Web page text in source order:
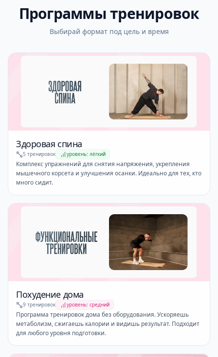
Программы тренировок
Выбирай формат под цель и время
Здоровая спина
5 тренировок уровень: лёгкий
Комплекс упражнений для снятия напряжения, укрепления
мышечного корсета и улучшения осанки. Идеально для тех, кто
много сидит.
Похудение дома
9 тренировок уровень: средний
Программа тренировок дома без оборудования. Ускоряешь
метаболизм, сжигаешь калории и видишь результат. Подходит
для любого уровня подготовки.